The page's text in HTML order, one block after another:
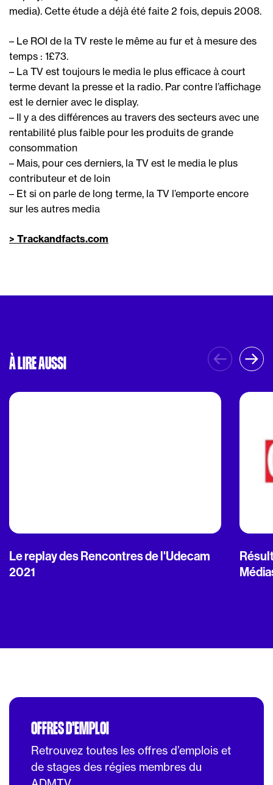
media). Cette étude a déjà été faite 2 fois, depuis 2008.
– Le ROI de la TV reste le même au fur et à mesure des
temps : 1£73.
– La TV est toujours le media le plus efficace à court
terme devant la presse et la radio. Par contre l’affichage
est le dernier avec le display.
– Il y a des différences au travers des secteurs avec une
rentabilité plus faible pour les produits de grande
consommation
– Mais, pour ces derniers, la TV est le media le plus
contributeur et de loin
– Et si on parle de long terme, la TV l’emporte encore
sur les autres media
> Trackandfacts.com
À LIRE AUSSI
Le replay des Rencontres de l'Udecam
2021
OFFRES D'EMPLOI
Retrouvez toutes les offres d’emplois et
de stages des régies membres du